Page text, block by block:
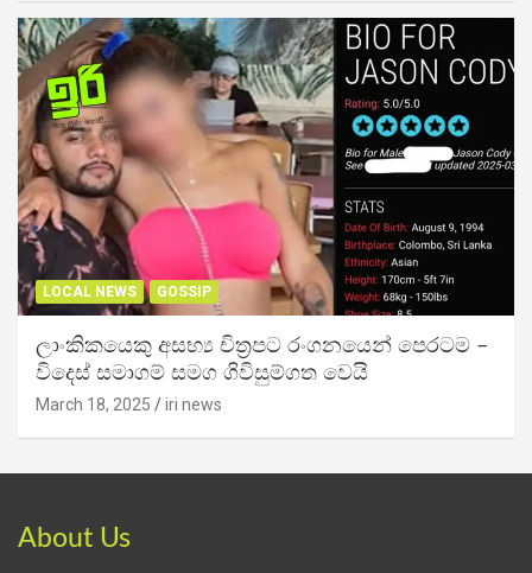
LOCAL NEWS GOSSIP
ලාංකිකයෙකු අසභ්‍ය චිත්‍රපට රංගනයෙන් පෙරටම –
විදෙස් සමාගම් සමග ගිවිසුම්ගත වෙයි
March 18, 2025 iri news
About Us